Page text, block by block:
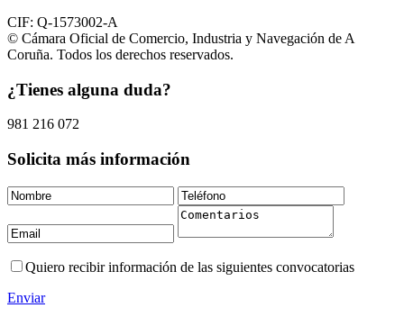
CIF: Q-1573002-A
© Cámara Oficial de Comercio, Industria y Navegación de A
Coruña. Todos los derechos reservados.
¿Tienes alguna duda?
981 216 072
Solicita más información
Quiero recibir información de las siguientes convocatorias
Enviar